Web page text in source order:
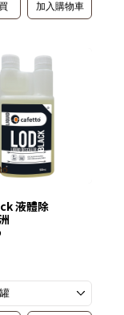
加入購物車
液體除